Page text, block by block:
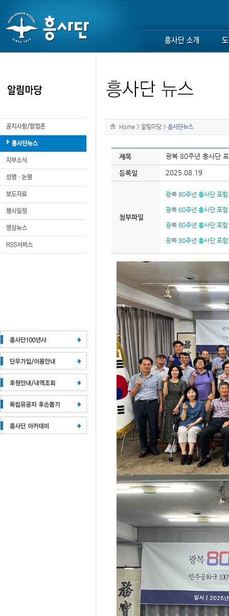
Home > 알림마당 > 흥사단뉴스
제목 광복 80주년 흥사단
등록일 2025.08.19
첨부파일
광복 80주년 흥사단 포
광복 80주년 흥사단 포
광복 80주년 흥사단 포
광복 80주년 흥사단 포